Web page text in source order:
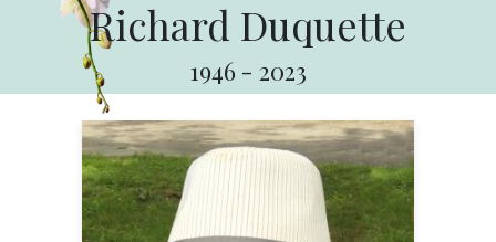
Richard Duquette
1946 - 2023